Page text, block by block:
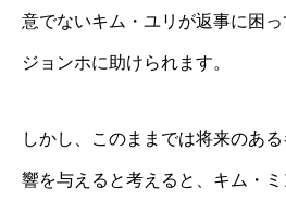
意でないキム・ユリが返事に困っ
ジョンホに助けられます。
しかし、このままでは将来のあ
響を与えると考えると、キム・ミ